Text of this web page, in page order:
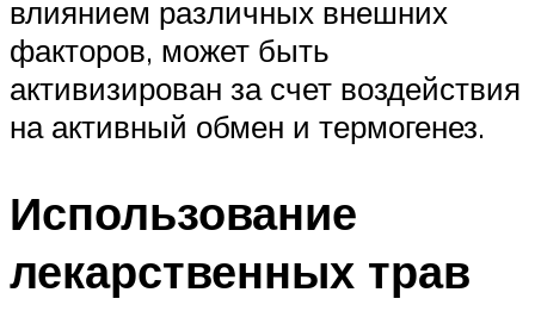
влиянием различных внешних
факторов, может быть
активизирован за счет воздействия
на активный обмен и термогенез.
Использование
лекарственных трав